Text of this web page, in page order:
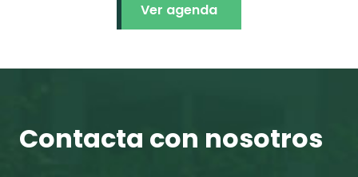
Ver agenda
Contacta con nosotros